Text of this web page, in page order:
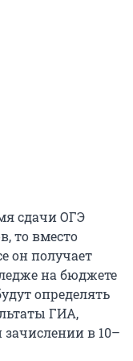
сдачи ОГЭ
то вместо
он получает
на бюджете
определять
ГИА,
в 10–